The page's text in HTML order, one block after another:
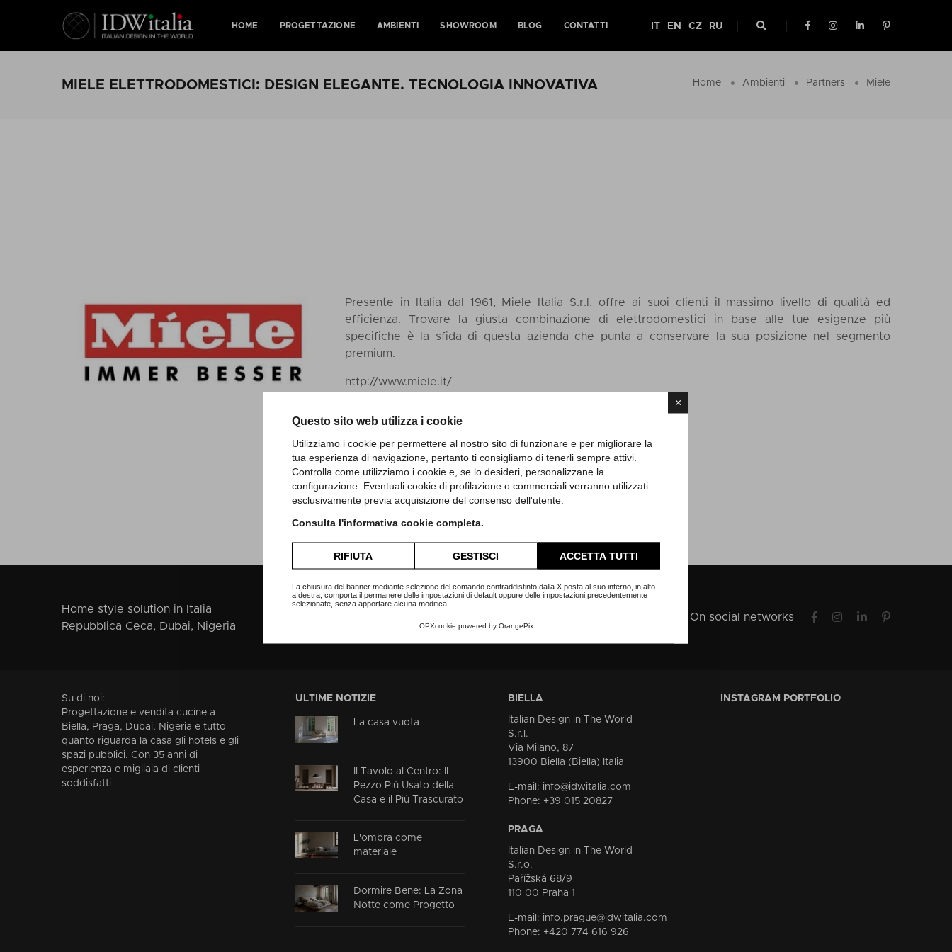
×
Questo sito web utilizza i cookie
Utilizziamo i cookie per permettere al nostro sito di funzionare e per migliorare la
tua esperienza di navigazione, pertanto ti consigliamo di tenerli sempre attivi.
Controlla come utilizziamo i cookie e, se lo desideri, personalizzane la
configurazione. Eventuali cookie di profilazione o commerciali verranno utilizzati
esclusivamente previa acquisizione del consenso dell'utente.
Consulta l'informativa cookie completa.
RIFIUTA GESTISCI ACCETTA TUTTI
La chiusura del banner mediante selezione del comando contraddistinto dalla X posta al suo interno, in alto
a destra, comporta il permanere delle impostazioni di default oppure delle impostazioni precedentemente
selezionate, senza apportare alcuna modifica.
OPXcookie powered by OrangePix
HOME PROGETTAZIONE AMBIENTI SHOWROOM BLOG CONTATTI IT EN CZ RU
MIELE ELETTRODOMESTICI: DESIGN ELEGANTE. TECNOLOGIA INNOVATIVA Home Ambienti Partners Miele
Presente in Italia dal 1961, Miele Italia S.r.l. offre ai suoi clienti il massimo livello di qualità ed
efficienza. Trovare la giusta combinazione di elettrodomestici in base alle tue esigenze più
specifiche è la sfida di questa azienda che punta a conservare la sua posizione nel segmento
premium.
http://www.miele.it/
Home style solution in Italia
Repubblica Ceca, Dubai, Nigeria
On social networks
Su di noi:
Progettazione e vendita cucine a
Biella, Praga, Dubai, Nigeria e tutto
quanto riguarda la casa gli hotels e gli
spazi pubblici. Con 35 anni di
esperienza e migliaia di clienti
soddisfatti
ULTIME NOTIZIE
La casa vuota
Il Tavolo al Centro: Il
Pezzo Più Usato della
Casa e il Più Trascurato
L'ombra come
materiale
Dormire Bene: La Zona
Notte come Progetto
BIELLA
Italian Design in The World
S.r.l.
Via Milano, 87
13900 Biella (Biella) Italia
E-mail: info@idwitalia.com
Phone: +39 015 20827
PRAGA
Italian Design in The World
S.r.o.
Pařížská 68/9
110 00 Praha 1
E-mail: info.prague@idwitalia.com
Phone: +420 774 616 926
INSTAGRAM PORTFOLIO